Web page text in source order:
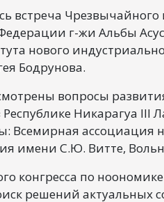
встреча
г-жи Альбы
нового
Бодрунова.
вопросы
Никарагуа III
Всемирная ассоциация
имени С.Ю. Витте,
конгресса по
решений актуальных